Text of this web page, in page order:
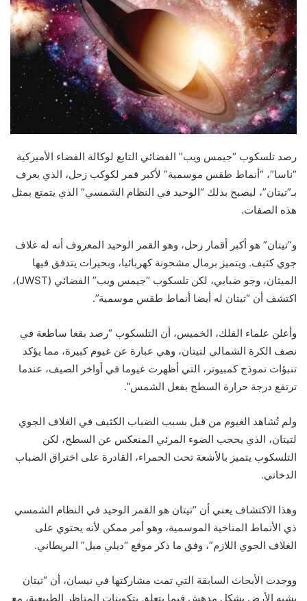
رصد تلسكوب “جيمس ويب” الفضائي التابع لوكالة الفضاء الأميركية
“ناسا”، “أنماط طقس موسمية” لأكبر قمر لكوكب زحل، الذي يعرف
بـ”تيتان”، ليصبح بذلك “الوحيد في النظام الشمسي” الذي يتمتع بمثل
هذه الصفات.
و”تيتان” هو أكبر أقمار زحل، وهو القمر الوحيد المعروف أنه له غلاف
جوي كثيف. ويتميز برمال مشحونة كهربائيا، وبحيرات يتدفق فيها
الميثان، وجو ضبابي، لكن تلسكوب “جيمس ويب” الفضائي (JWST)،
اكتشف أن “تيتان له أيضا أنماط طقس موسمية”.
وأعلن علماء الفلك، الخميس، أن التلسكوب “رصد بقعا ساطعة في
نصف الكرة الشمالي لتيتان، وهي عبارة عن غيوم كبيرة، مما يؤكد
تنبؤات نموذج كمبيوتر، التي أظهرت غيوما في أواخر الصيف، عندما
ترتفع درجة حرارة السطح بفعل الشمس”.
ولم تُشاهد الغيوم من قبل بسبب الضباب الكثيف في الغلاف الجوي
لتيتان، الذي يحجب الضوء المرئي المنعكس عن السطح، لكن
التلسكوب يتميز بالأشعة تحت الحمراء، القادرة على اختراق الضباب
الدخاني.
وهذا الاكتشاف يعني أن “تيتان هو القمر الوحيد في النظام الشمسي
ذي الأنماط المناخية الموسمية، وهو أمر ممكن لأنه يحتوي على
الغلاف الجوي اللازم”، وفق ما ذكر موقع “ديلي ميل” البريطاني.
ووجدت الأبحاث السابقة التي تمت مشاركتها في نيسان، أن “تيتان
يشبه الأرض بشكل مدهش فيما يتعلق بتكوينات المناظر الطبيعية، مع